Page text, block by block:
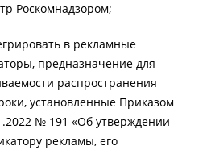
Роскомнадзором;
в рекламные
предназначение для
распространения
установленные Приказом
№ 191 «Об утверждении
рекламы, его